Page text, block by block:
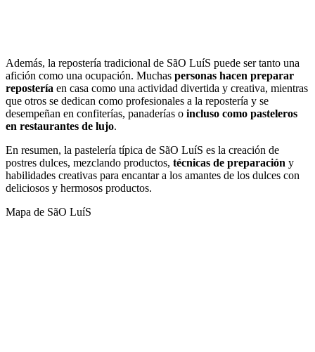
Además, la repostería tradicional de SãO LuíS puede ser tanto una
afición como una ocupación. Muchas personas hacen preparar
repostería en casa como una actividad divertida y creativa, mientras
que otros se dedican como profesionales a la repostería y se
desempeñan en confiterías, panaderías o incluso como pasteleros
en restaurantes de lujo.
En resumen, la pastelería típica de SãO LuíS es la creación de
postres dulces, mezclando productos, técnicas de preparación y
habilidades creativas para encantar a los amantes de los dulces con
deliciosos y hermosos productos.
Mapa de SãO LuíS